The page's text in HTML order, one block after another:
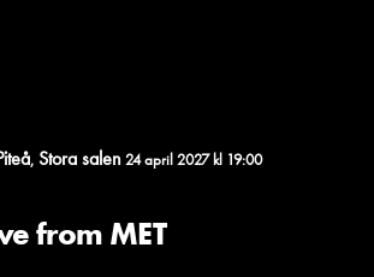
, Stora salen24 april 2027 kl 19:00
from MET